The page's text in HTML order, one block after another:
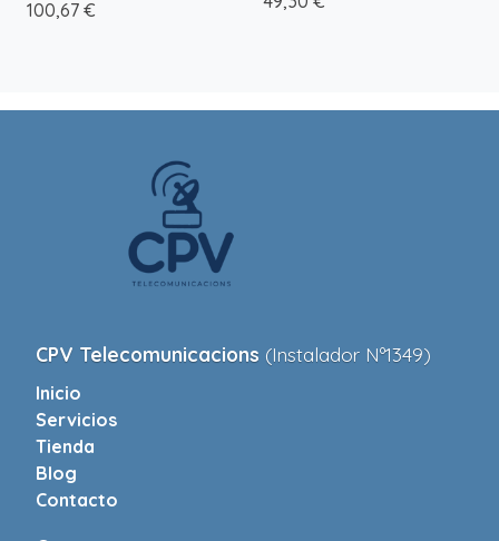
100,67 €
CPV Telecomunicacions (Instalador Nº1349)
Inicio
Servicios
Tienda
Blog
Contacto